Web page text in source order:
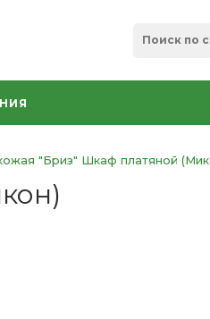
"Бриз" Шкаф платяной